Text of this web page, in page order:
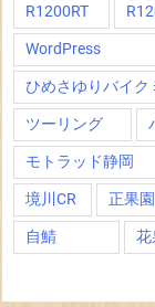
R1200RT
WordPress
ひめさゆりバイク
ツーリング
モトラッド静岡
境川CR 正果園
自鯖 花